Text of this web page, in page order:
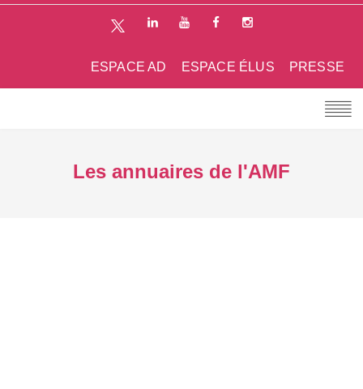
PRESSE
ESPACE ÉLUS
ESPACE AD
Les annuaires de l'AMF